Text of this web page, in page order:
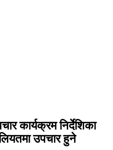
कार्यक्रम निर्देशिका
उपचार हुने